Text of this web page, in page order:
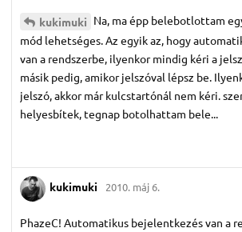
kukimuki Na, ma épp belebotlottam
mód lehetséges. Az egyik az, hogy
van a rendszerbe, ilyenkor mindig kéri a
másik pedig, amikor jelszóval lépsz be.
jelszó, akkor már kulcstartónál nem kéri.
helyesbítek, tegnap botolhattam bele...
kukimuki 2010. máj 6.
PhazeC! Automatikus bejelentkezés van a